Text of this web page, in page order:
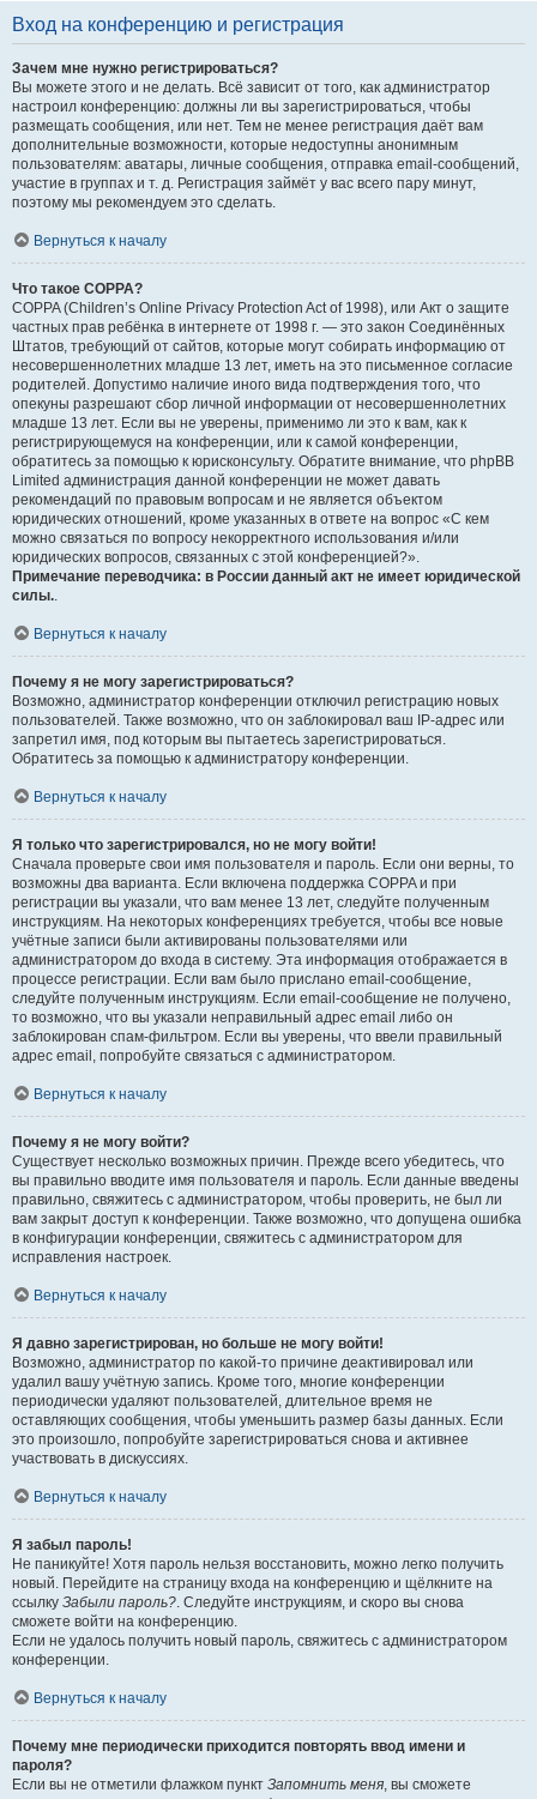
Вход на конференцию и регистрация
Зачем мне нужно регистрироваться?
Вы можете этого и не делать. Всё зависит от того, как администратор
настроил конференцию: должны ли вы зарегистрироваться, чтобы
размещать сообщения, или нет. Тем не менее регистрация даёт вам
дополнительные возможности, которые недоступны анонимным
пользователям: аватары, личные сообщения, отправка email-сообщений,
участие в группах и т. д. Регистрация займёт у вас всего пару минут,
поэтому мы рекомендуем это сделать.
Вернуться к началу
Что такое COPPA?
COPPA (Children’s Online Privacy Protection Act of 1998), или Акт о защите
частных прав ребёнка в интернете от 1998 г. — это закон Соединённых
Штатов, требующий от сайтов, которые могут собирать информацию от
несовершеннолетних младше 13 лет, иметь на это письменное согласие
родителей. Допустимо наличие иного вида подтверждения того, что
опекуны разрешают сбор личной информации от несовершеннолетних
младше 13 лет. Если вы не уверены, применимо ли это к вам, как к
регистрирующемуся на конференции, или к самой конференции,
обратитесь за помощью к юрисконсульту. Обратите внимание, что phpBB
Limited администрация данной конференции не может давать
рекомендаций по правовым вопросам и не является объектом
юридических отношений, кроме указанных в ответе на вопрос «С кем
можно связаться по вопросу некорректного использования и/или
юридических вопросов, связанных с этой конференцией?».
Примечание переводчика: в России данный акт не имеет юридической
силы..
Вернуться к началу
Почему я не могу зарегистрироваться?
Возможно, администратор конференции отключил регистрацию новых
пользователей. Также возможно, что он заблокировал ваш IP-адрес или
запретил имя, под которым вы пытаетесь зарегистрироваться.
Обратитесь за помощью к администратору конференции.
Вернуться к началу
Я только что зарегистрировался, но не могу войти!
Сначала проверьте свои имя пользователя и пароль. Если они верны, то
возможны два варианта. Если включена поддержка COPPA и при
регистрации вы указали, что вам менее 13 лет, следуйте полученным
инструкциям. На некоторых конференциях требуется, чтобы все новые
учётные записи были активированы пользователями или
администратором до входа в систему. Эта информация отображается в
процессе регистрации. Если вам было прислано email-сообщение,
следуйте полученным инструкциям. Если email-сообщение не получено,
то возможно, что вы указали неправильный адрес email либо он
заблокирован спам-фильтром. Если вы уверены, что ввели правильный
адрес email, попробуйте связаться с администратором.
Вернуться к началу
Почему я не могу войти?
Существует несколько возможных причин. Прежде всего убедитесь, что
вы правильно вводите имя пользователя и пароль. Если данные введены
правильно, свяжитесь с администратором, чтобы проверить, не был ли
вам закрыт доступ к конференции. Также возможно, что допущена ошибка
в конфигурации конференции, свяжитесь с администратором для
исправления настроек.
Вернуться к началу
Я давно зарегистрирован, но больше не могу войти!
Возможно, администратор по какой-то причине деактивировал или
удалил вашу учётную запись. Кроме того, многие конференции
периодически удаляют пользователей, длительное время не
оставляющих сообщения, чтобы уменьшить размер базы данных. Если
это произошло, попробуйте зарегистрироваться снова и активнее
участвовать в дискуссиях.
Вернуться к началу
Я забыл пароль!
Не паникуйте! Хотя пароль нельзя восстановить, можно легко получить
новый. Перейдите на страницу входа на конференцию и щёлкните на
ссылку Забыли пароль?. Следуйте инструкциям, и скоро вы снова
сможете войти на конференцию.
Если не удалось получить новый пароль, свяжитесь с администратором
конференции.
Вернуться к началу
Почему мне периодически приходится повторять ввод имени и
пароля?
Если вы не отметили флажком пункт Запомнить меня, вы сможете